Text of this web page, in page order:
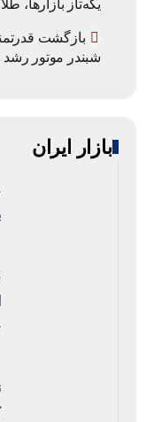
یکه‌تاز بازارها،
شبندر موتور رشد
بازار ایران